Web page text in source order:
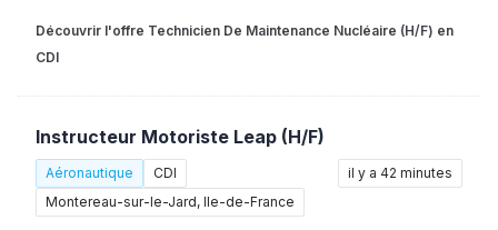
Découvrir l'offre Technicien De Maintenance Nucléaire (H/F) en
CDI
Instructeur Motoriste Leap (H/F)
Aéronautique
CDI
Montereau-sur-le-Jard, Ile-de-France
il y a 42 minutes